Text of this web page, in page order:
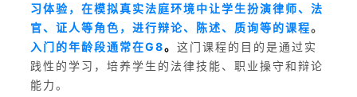
习体验，在模拟真实法庭环境中让学生扮演律师、法
官、证人等角色，进行辩论、陈述、质询等的课程。
入门的年龄段通常在G8。这门课程的目的是通过实
践性的学习，培养学生的法律技能、职业操守和辩论
能力。